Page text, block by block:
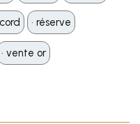
•️ réserve
•️ vente or